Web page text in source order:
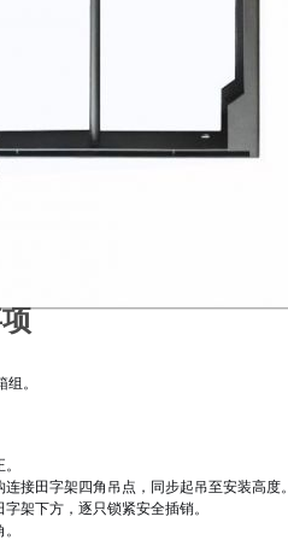
。
接田字架四角吊点，同步起吊至安装高度。
架下方，逐只锁紧安全插销。